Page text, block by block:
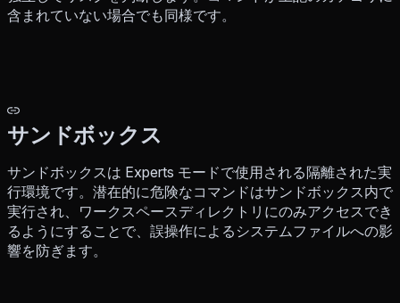
含まれていない場合でも同様です。
サンドボックス
サンドボックスは Experts モードで使用される隔離された実
行環境です。潜在的に危険なコマンドはサンドボックス内で
実行され、ワークスペースディレクトリにのみアクセスでき
るようにすることで、誤操作によるシステムファイルへの影
響を防ぎます。